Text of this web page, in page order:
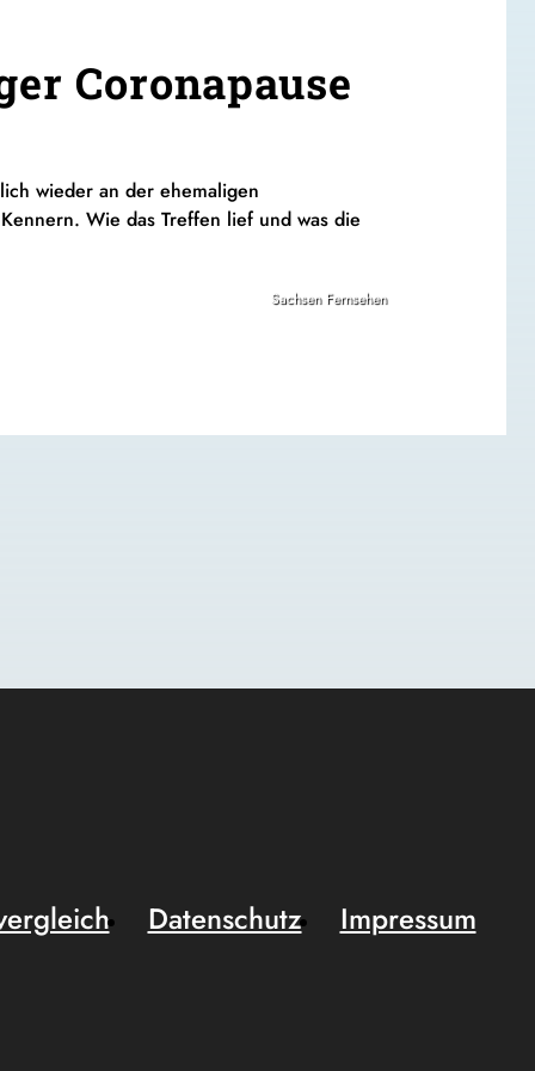
Coronapause
wieder an der ehemaligen
Kennern. Wie das Treffen lief und was die
Sachsen Fernsehen
Datenschutz
Impressum